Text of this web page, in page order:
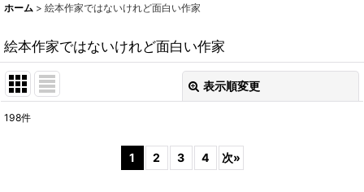
ホーム > 絵本作家ではないけれど面白い作家
絵本作家ではないけれど面白い作家
表示順変更
サブカテゴリ
198件
1 2 3 4 次»